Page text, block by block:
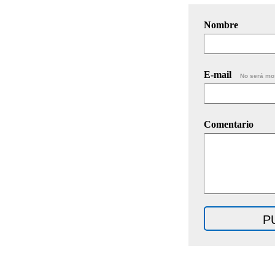
Nombre
E-mail No será
Comentario